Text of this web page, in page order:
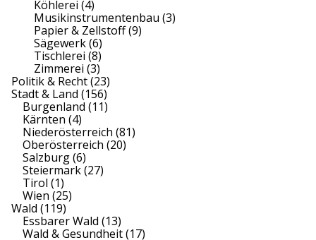
Köhlerei (4)
Musikinstrumentenbau (3)
Papier & Zellstoff(9)
Sägewerk(6)
Tischlerei (8)
Zimmerei (3)
Politik & Recht(23)
Stadt & Land (156)
Burgenland (11)
Kärnten (4)
Niederösterreich (81)
Oberösterreich (20)
Salzburg(6)
Steiermark(27)
Tirol (1)
Wien (25)
Wald (119)
Essbarer Wald (13)
Wald & Gesundheit(17)